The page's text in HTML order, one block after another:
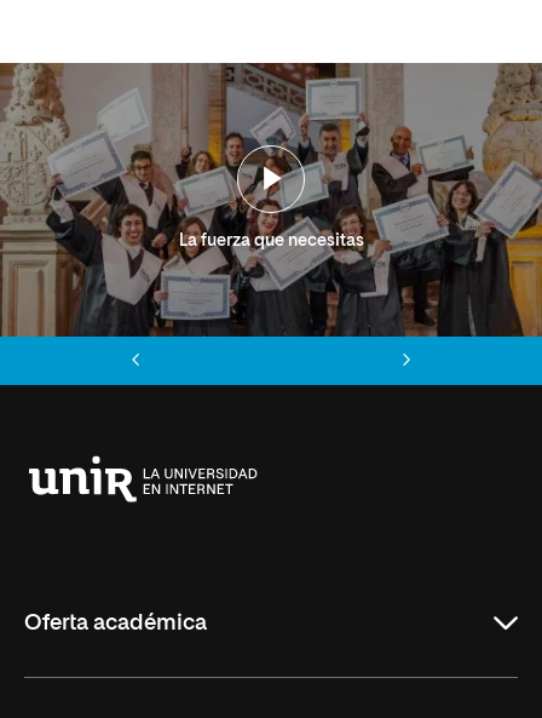
La fuerza que necesitas
Oferta académica